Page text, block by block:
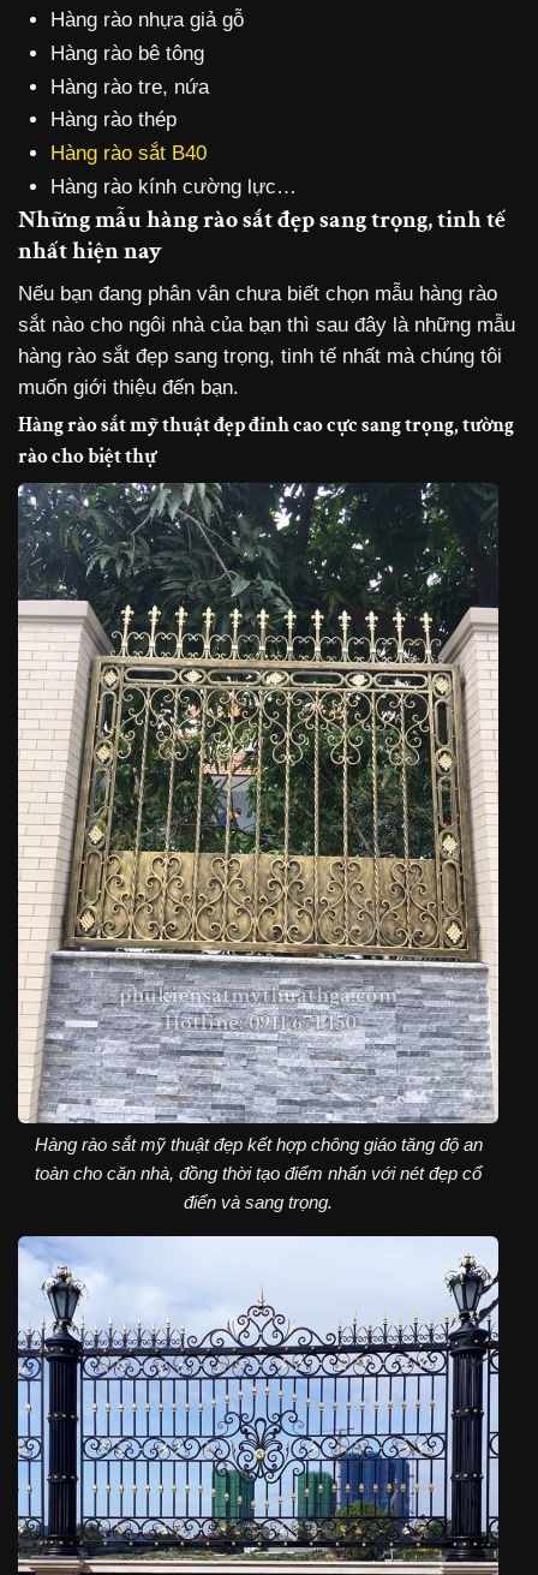
Hàng rào nhựa giả gỗ
Hàng rào bê tông
Hàng rào tre, nứa
Hàng rào thép
Hàng rào sắt B40
Hàng rào kính cường lực…
Những mẫu hàng rào sắt đẹp sang trọng, tinh tế
nhất hiện nay
Nếu bạn đang phân vân chưa biết chọn mẫu hàng rào
sắt nào cho ngôi nhà của bạn thì sau đây là những mẫu
hàng rào sắt đẹp sang trọng, tinh tế nhất mà chúng tôi
muốn giới thiệu đến bạn.
Hàng rào sắt mỹ thuật đẹp đỉnh cao cực sang trọng, tường
rào cho biệt thự
Hàng rào sắt mỹ thuật đẹp kết hợp chông giáo tăng độ an
toàn cho căn nhà, đồng thời tạo điểm nhấn với nét đẹp cổ
điển và sang trọng.